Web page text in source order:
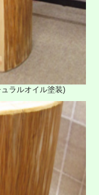
ラルオイル塗装)